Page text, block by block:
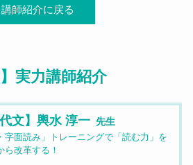
講師紹介に戻る
実力講師紹介
代文】輿水 淳一 先生
字面読み」トレーニングで「読む力」を
ら改革する！